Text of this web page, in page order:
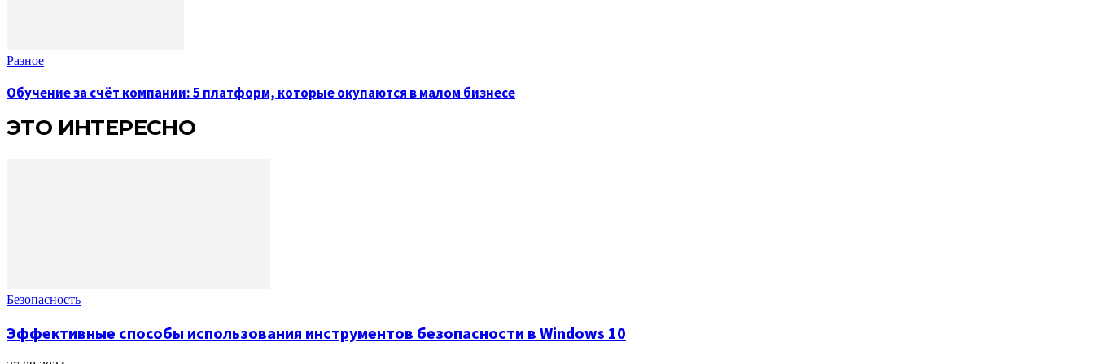
Разное
Обучение за счёт компании: 5 платформ, которые окупаются в малом бизнесе
ЭТО ИНТЕРЕСНО
Безопасность
Эффективные способы использования инструментов безопасности в Windows 10